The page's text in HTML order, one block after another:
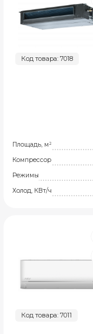
Код товара: 7018
Площадь, м²
Компрессор
Режимы
Холод, КВт/ч
Код товара: 7011